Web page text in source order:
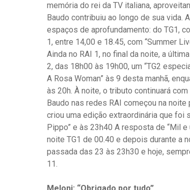
memória do rei da TV italiana,
Baudo contribuiu ao longo de sua vida.
espaços de aprofundamento: do TG1,
1, entre 14,00 e 18.45, com “Summer
Ainda no RAI 1, no final da noite, a
2, das 18h00 às 19h00, um “TG2
A Rosa Woman” às 9 desta manhã,
às 20h. À noite, o tributo continuará
Baudo nas redes RAI começou na
criou uma edição extraordinária que foi
Pippo” e às 23h40 A resposta de “Mil
noite TG1 de 00.40 e depois durante a
passada das 23 às 23h30 e hoje,
11.